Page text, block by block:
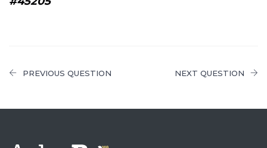
PREVIOUS QUESTION NEXT QUESTION